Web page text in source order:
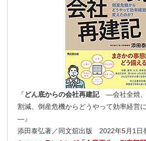
『どん底からの会社再建記―会社全焼、
割減。倒産危機からどうやって効率経営
―』
添田泰弘著／同文舘出版 2022年5月1日